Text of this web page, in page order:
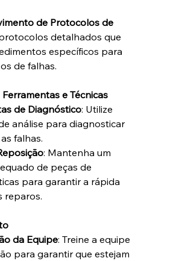
de Protocolos de
detalhados que
específicos para
de falhas.
e Técnicas
de Diagnóstico: Utilize
análise para diagnosticar
falhas.
: Mantenha um
de peças de
para garantir a rápida
reparos.
da Equipe: Treine a equipe
para garantir que estejam